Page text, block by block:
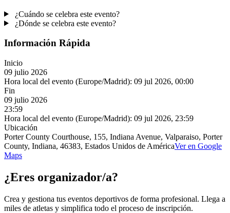
¿Cuándo se celebra este evento?
¿Dónde se celebra este evento?
Información Rápida
Inicio
09 julio 2026
Hora local del evento (Europe/Madrid): 09 jul 2026, 00:00
Fin
09 julio 2026
23:59
Hora local del evento (Europe/Madrid): 09 jul 2026, 23:59
Ubicación
Porter County Courthouse, 155, Indiana Avenue, Valparaiso, Porter
County, Indiana, 46383, Estados Unidos de AméricaVer en Google
Maps
¿Eres organizador/a?
Crea y gestiona tus eventos deportivos de forma profesional. Llega a
miles de atletas y simplifica todo el proceso de inscripción.